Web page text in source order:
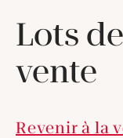
Lots
vente
Revenir à la